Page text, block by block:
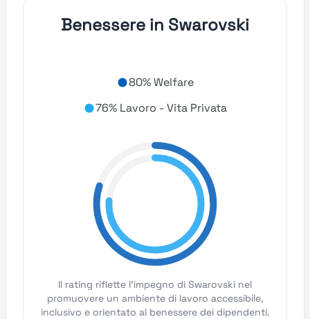
Benessere in Swarovski
80% Welfare
76% Lavoro - Vita Privata
Il rating riflette l'impegno di Swarovski nel
promuovere un ambiente di lavoro accessibile,
inclusivo e orientato al benessere dei dipendenti.